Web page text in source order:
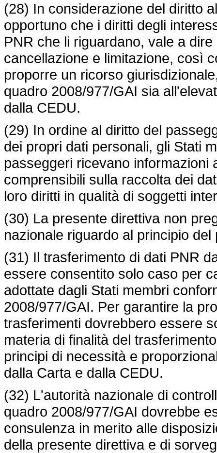
(28) In considerazione del diritto
opportuno che i diritti degli
PNR che li riguardano, vale a
cancellazione e limitazione, così
proporre un ricorso
quadro 2008/977/GAI sia
dalla CEDU.
(29) In ordine al diritto del
dei propri dati personali, gli Stati
passeggeri ricevano informazioni
comprensibili sulla raccolta dei
loro diritti in qualità di soggetti
(30) La presente direttiva non
nazionale riguardo al principio
(31) Il trasferimento di dati PNR
essere consentito solo caso per
adottate dagli Stati membri
2008/977/GAI. Per garantire la
trasferimenti dovrebbero essere
materia di finalità del
principi di necessità e
dalla Carta e dalla CEDU.
(32) L'autorità nazionale di
quadro 2008/977/GAI dovrebbe
consulenza in merito alle
della presente direttiva e di